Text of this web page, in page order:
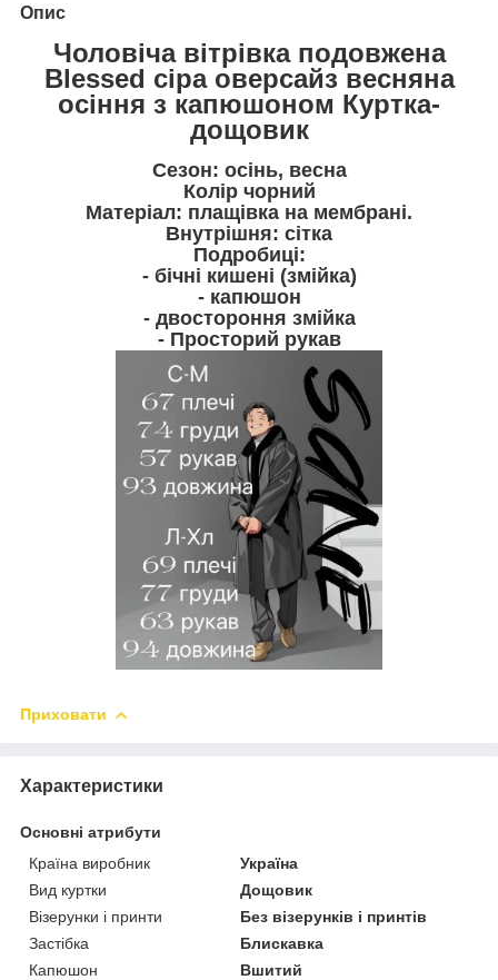
Опис
Чоловіча вітрівка подовжена
Blessed сіра оверсайз весняна
осіння з капюшоном Куртка-
дощовик
Сезон: осінь, весна
Колір чорний
Матеріал: плащівка на мембрані.
Внутрішня: сітка
Подробиці:
- бічні кишені (змійка)
- капюшон
- двостороння змійка
- Просторий рукав
Приховати
Характеристики
Основні атрибути
Країна виробник
Україна
Вид куртки
Дощовик
Візерунки і принти
Без візерунків і принтів
Застібка
Блискавка
Капюшон
Вшитий